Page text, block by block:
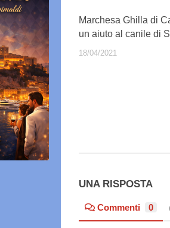
Marchesa Ghilla di
un aiuto al canile di
18/04/2021
UNA RISPOSTA
Commenti 0